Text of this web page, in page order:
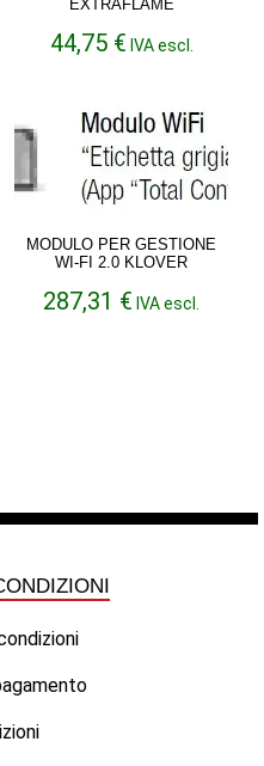
EXTRAFLAME
44,75 € IVA escl.
MODULO PER GESTIONE
WI-FI 2.0 KLOVER
287,31 € IVA escl.